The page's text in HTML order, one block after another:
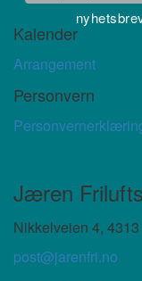
Kalender
Arrangement
Personvern
Jæren
Nikkelveien 4,
post@jarenfri.no